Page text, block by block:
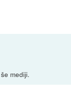
mediji.